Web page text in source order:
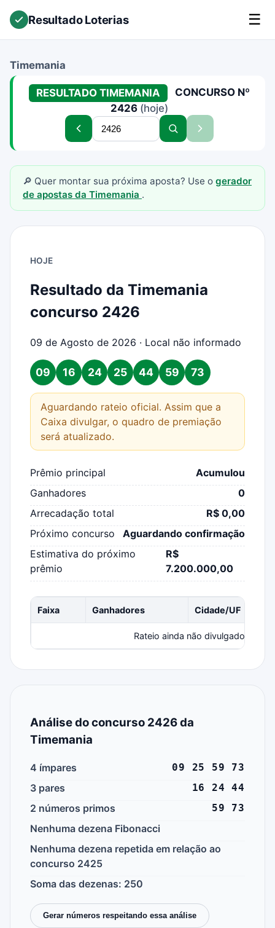
Resultado Loterias ☰
Timemania
RESULTADO TIMEMANIA
CONCURSO Nº
2426 (hoje)
Concurso
Buscar
Buscar
concurso
Sem
concurso
🔎 Quer montar sua próxima aposta? Use o gerador
de apostas da Timemania .
HOJE
Resultado da Timemania
concurso 2426
09 de Agosto de 2026 · Local não informado
09 16 24 25 44 59 73
Aguardando rateio oficial. Assim que a
Caixa divulgar, o quadro de premiação
será atualizado.
Prêmio principal
Acumulou
Ganhadores
0
Arrecadação total
R$ 0,00
Próximo concurso
Aguardando confirmação
Estimativa do próximo
prêmio
R$
7.200.000,00
Faixa Ganhadores Cidade/UF
Rateio ainda não divulgado.
Análise do concurso 2426 da
Timemania
4 ímpares 09 25 59 73
3 pares 16 24 44
2 números primos 59 73
Nenhuma dezena Fibonacci
Nenhuma dezena repetida em relação ao
concurso 2425
Soma das dezenas: 250
Gerar números respeitando essa análise